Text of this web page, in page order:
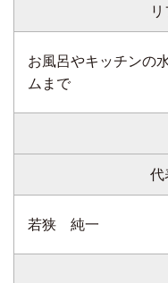
お風呂やキッチンの
ムまで
代
若狭 純一